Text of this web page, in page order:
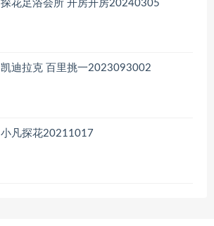
探花足浴会所 开房开房20240305
凯迪拉克 百里挑一2023093002
小凡探花20211017